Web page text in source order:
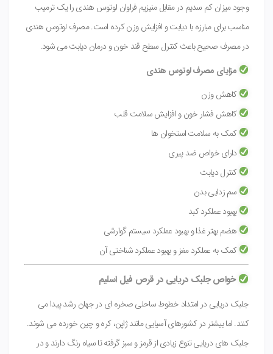
وجود میزان کم سدیم در مقابل منیزیم فراوان لوتوس هندی را یک ترمیب
مناسب برای مبارزه با دیابت و افزایش وزن کرده است. مصرف لوتوس هندی
در مصرف صحیح باعث کنترل سطح قند خون و درمان دیابت می شود.
مزایای مصرف لوتوس هندی
کاهش وزن
کاهش فشار خون و افزایش سلامت قلب
کمک به سلامت استخوان ها
دارای خواص ضد پیری
کنترل دیابت
سم زدایی بدن
بهبود عملکرد کبد
هضم بهتر غذا و بهبود عملکرد سیستم گوارشی
کمک به عملکرد مغز و بهبود عملکرد شناختی آن
خواص جلبک دریایی در قرص فیل اسلیم
جلبک دریایی در امتداد خطوط ساحلی صخره ای در جهان رشد پیدا می
کنند. اما بیشتر در کشورهای آسیایی مانند ژاپن، کره و چین خورده می شوند.
جلبک های دریایی تنوع زیادی از قرمز و سبز گرفته تا سیاه رنگ دارند و در